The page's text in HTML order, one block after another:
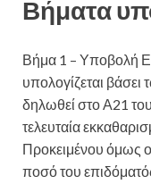
Βήματα
Βήμα 1 – Υποβολή
υπολογίζεται
δηλωθεί στο Α21
τελευταία
Προκειμένου όμως
ποσό του